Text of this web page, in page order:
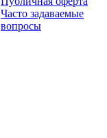
Часто задаваемые
вопросы